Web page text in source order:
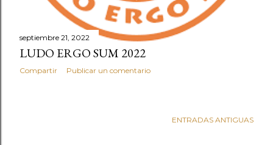
septiembre 21, 2022
LUDO ERGO SUM 2022
Compartir Publicar un comentario
ENTRADAS ANTIGUAS